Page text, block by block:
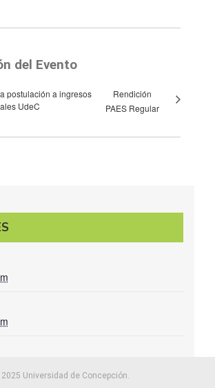
del Evento
postulación a ingresos
UdeC
Rendición
PAES Regular
Universidad de Concepción.